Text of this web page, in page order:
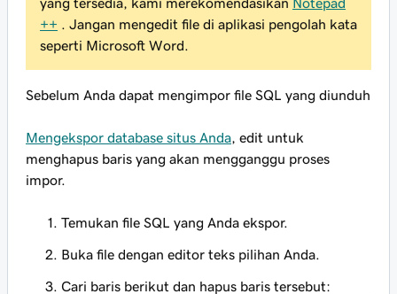
++ . Jangan mengedit file di aplikasi pengolah kata
seperti Microsoft Word.
Sebelum Anda dapat mengimpor file SQL yang diunduh
Mengekspor database situs Anda , edit untuk
menghapus baris yang akan mengganggu proses
impor.
Temukan file SQL yang Anda ekspor.
Buka file dengan editor teks pilihan Anda.
Cari baris berikut dan hapus baris tersebut: